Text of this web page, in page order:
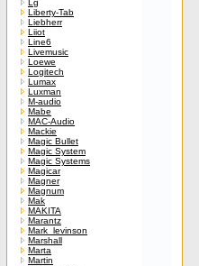
Lg
Liberty-Tab
Liebherr
Liiot
Line6
Livemusic
Loewe
Logitech
Lumax
Luxman
M-audio
Mabe
MAC-Audio
Mackie
Magic Bullet
Magic System
Magic Systems
Magicar
Magner
Magnum
Mak
MAKITA
Marantz
Mark_levinson
Marshall
Marta
Martin